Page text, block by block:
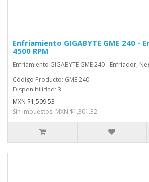
Enfriamiento GIGABYTE GME 240 -
4500 RPM
Enfriamiento GIGABYTE GME 240 - Enfriador,
Código Producto: GME 240
Disponibilidad: 3
MXN $1,509.53
Sin impuestos: MXN $1,301.32